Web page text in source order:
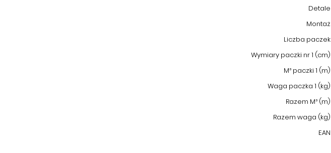
Detale
Montaż
Liczba paczek
Wymiary paczki nr 1 (cm)
M³ paczki 1 (m)
Waga paczka 1 (kg)
Razem M³ (m)
Razem waga (kg)
EAN